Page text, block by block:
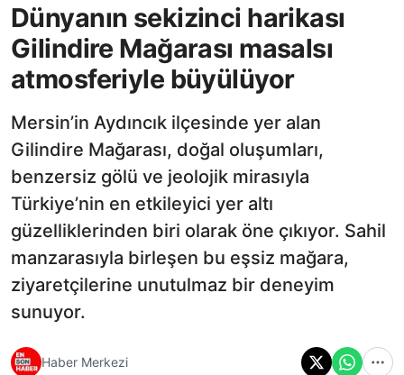
Dünyanın sekizinci harikası
Gilindire Mağarası masalsı
atmosferiyle büyülüyor
Mersin’in Aydıncık ilçesinde yer alan
Gilindire Mağarası, doğal oluşumları,
benzersiz gölü ve jeolojik mirasıyla
Türkiye’nin en etkileyici yer altı
güzelliklerinden biri olarak öne çıkıyor. Sahil
manzarasıyla birleşen bu eşsiz mağara,
ziyaretçilerine unutulmaz bir deneyim
sunuyor.
Haber Merkezi